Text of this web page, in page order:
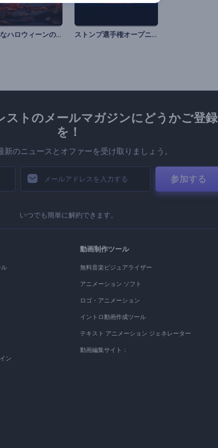
不気味なハロウィーンのアニメーション ストンプ選手権オープニング
ストのメールマガジンにどうかご登録
を！
新のニュースとオファーを受け取りましょう。
参加する
いつでも簡単に解約できます。
ン
動画制作ツール
無料音楽ビジュアライザー
アニメーション ソフト
ロゴ・アニメーション
イントロ動画作成ツール
テキスト アニメーション ジェネレーター
動画編集サイト：